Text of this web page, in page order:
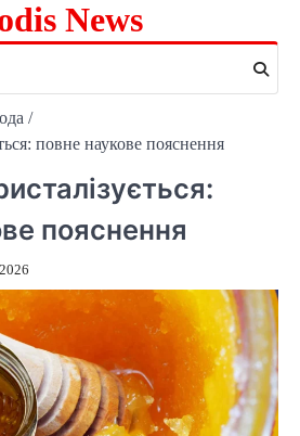
News
повне наукове пояснення
пояснення